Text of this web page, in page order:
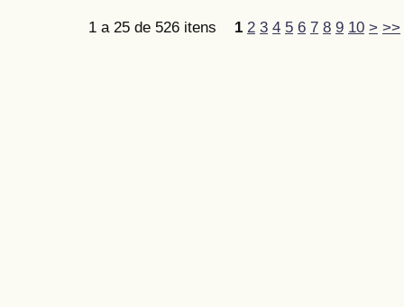
1 a 25 de 526 itens 1 2 3 4 5 6 7 8 9 10 > >>